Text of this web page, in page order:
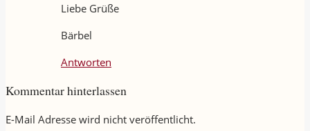
Liebe Grüße
Bärbel
Antworten
Kommentar hinterlassen
E-Mail Adresse wird nicht veröffentlicht.